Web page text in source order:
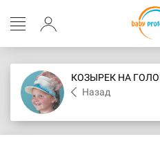
КОЗЫРЕК НА
Назад